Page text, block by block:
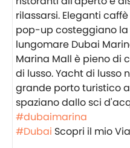
rilassarsi. Eleganti
pop-up costeggiano
lungomare Dubai
Marina Mall è pieno di
di lusso. Yacht di lusso
grande porto turistico
spaziano dallo sci
#dubaimarina
#Dubai ‍️Scopri il mio